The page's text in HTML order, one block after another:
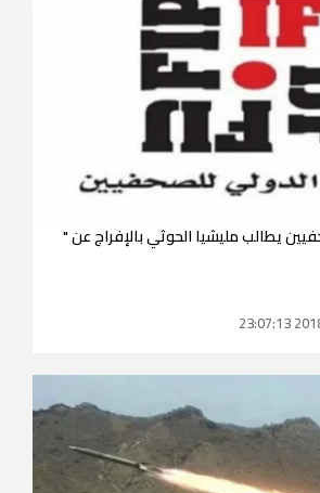
يطالب مليشيا الحوثي بالإفراج عن "